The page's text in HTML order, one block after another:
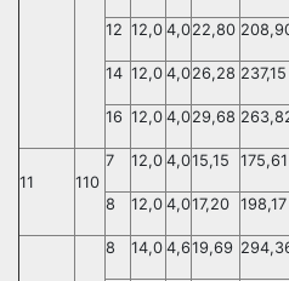
12 12,0 4,022,80
14 12,0 4,026,28 237,15
16 12,0 4,029,68
11 110
7 12,0 4,015,15 175,61
8 12,0 4,017,20 198,17
8 14,0 4,619,69